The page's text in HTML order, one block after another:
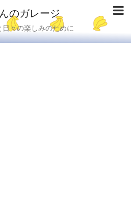
のガレージ
日々の楽しみのために